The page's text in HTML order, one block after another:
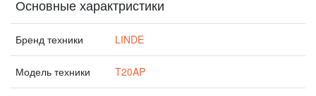
Основные характристики
Бренд техники LINDE
Модель техники T20AP